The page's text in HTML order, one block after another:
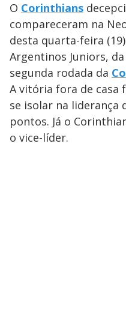
O Corinthians
compareceram na
desta quarta-feira
Argentinos Juniors,
segunda rodada da
A vitória fora de casa
se isolar na liderança
pontos. Já o
o vice-líder.